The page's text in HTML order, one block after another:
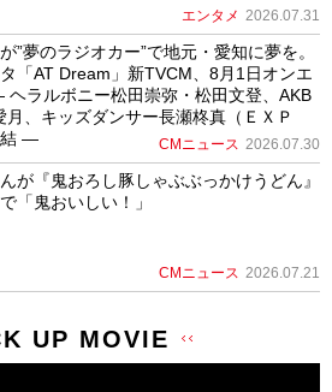
エンタメ 2026.07.31
”夢のラジオカー”で地元・愛知に夢を。
「AT Dream」新TVCM、8月1日オンエ
ラルボニー松田崇弥・松田文登、AKB
月、キッズダンサー長瀬柊真（ＥＸＰ
結 ―
CMニュース 2026.07.30
んが『鬼おろし豚しゃぶぶっかけうどん』
「鬼おいしい！」
CMニュース 2026.07.21
UP MOVIE